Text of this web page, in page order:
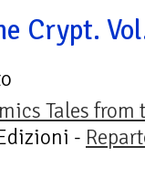
Crypt.
Tales from
-